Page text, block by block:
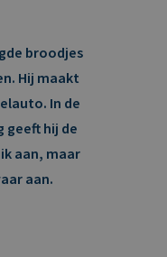
broodjes
Hij maakt
In de
geeft hij de
aan, maar
aan.